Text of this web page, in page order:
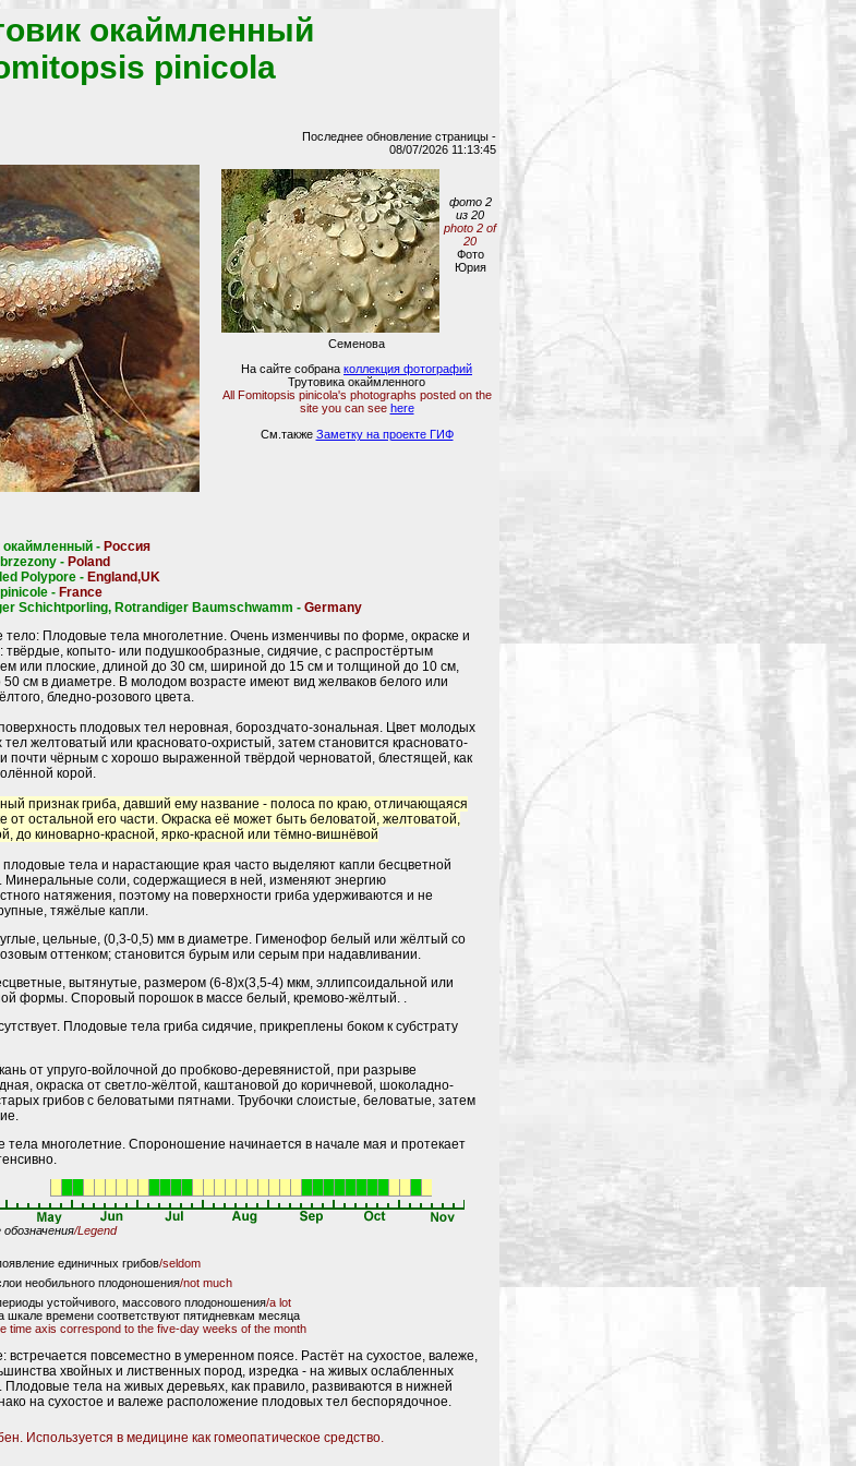
окаймленный
pinicola
Последнее обновление страницы -
08/07/2026 11:13:45
фото 2
из 20
photo 2 of
20
Фото
Юрия
Семенова
На сайте собрана коллекция фотографий
Трутовика окаймленного
All Fomitopsis pinicola's photographs posted on the
site you can see here
См.также Заметку на проекте ГИФ
окаймленный - Россия
- Poland
Polypore - England,UK
- France
Schichtporling, Rotrandiger Baumschwamm - Germany
тело: Плодовые тела многолетние. Очень изменчивы по форме, окраске и
твёрдые, копыто- или подушкообразные, сидячие, с распростёртым
или плоские, длиной до 30 см, шириной до 15 см и толщиной до 10 см,
50 см в диаметре. В молодом возрасте имеют вид желваков белого или
бледно-розового цвета.
плодовых тел неровная, бороздчато-зональная. Цвет молодых
желтоватый или красновато-охристый, затем становится красновато-
почти чёрным с хорошо выраженной твёрдой черноватой, блестящей, как
корой.
признак гриба, давший ему название - полоса по краю, отличающаяся
от остальной его части. Окраска её может быть беловатой, желтоватой,
до киноварно-красной, ярко-красной или тёмно-вишнёвой
тела и нарастающие края часто выделяют капли бесцветной
Минеральные соли, содержащиеся в ней, изменяют энергию
натяжения, поэтому на поверхности гриба удерживаются и не
тяжёлые капли.
цельные, (0,3-0,5) мм в диаметре. Гименофор белый или жёлтый со
оттенком; становится бурым или серым при надавливании.
вытянутые, размером (6-8)х(3,5-4) мкм, эллипсоидальной или
формы. Споровый порошок в массе белый, кремово-жёлтый. .
Плодовые тела гриба сидячие, прикреплены боком к субстрату
от упруго-войлочной до пробково-деревянистой, при разрыве
окраска от светло-жёлтой, каштановой до коричневой, шоколадно-
грибов с беловатыми пятнами. Трубочки слоистые, беловатые, затем
тела многолетние. Спороношение начинается в начале мая и протекает
/Legend
единичных грибов/seldom
необильного плодоношения/not much
устойчивого, массового плодоношения/a lot
шкале времени соответствуют пятидневкам месяца
time axis correspond to the five-day weeks of the month
встречается повсеместно в умеренном поясе. Растёт на сухостое, валеже,
хвойных и лиственных пород, изредка - на живых ослабленных
Плодовые тела на живых деревьях, как правило, развиваются в нижней
на сухостое и валеже расположение плодовых тел беспорядочное.
Используется в медицине как гомеопатическое средство.